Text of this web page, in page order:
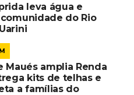
leva água e
do Rio
Maués amplia Renda
kits de telhas e
a famílias do